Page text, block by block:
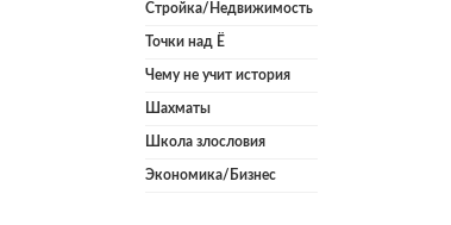
Стройка/Недвижимость
Точки над Ё
Чему не учит история
Шахматы
Школа злословия
Экономика/Бизнес